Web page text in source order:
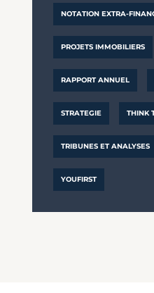
NOTATION EXTRA-
PROJETS IMMOBILIERS
RAPPORT ANNUEL
STRATEGIE THINK
TRIBUNES ET ANALYSES
YOUFIRST